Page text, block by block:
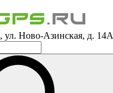
ул. Ново-Азинская, д. 14А